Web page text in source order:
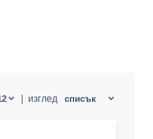
изглед